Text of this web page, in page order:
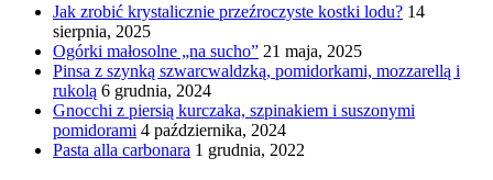
Jak zrobić krystalicznie przeźroczyste kostki lodu? 14
sierpnia, 2025
Ogórki małosolne „na sucho” 21 maja, 2025
Pinsa z szynką szwarcwaldzką, pomidorkami, mozzarellą i
rukolą 6 grudnia, 2024
Gnocchi z piersią kurczaka, szpinakiem i suszonymi
pomidorami 4 października, 2024
Pasta alla carbonara 1 grudnia, 2022